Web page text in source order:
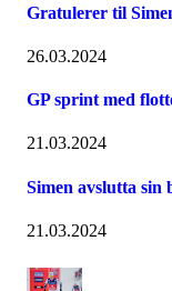
Gratulerer til
26.03.2024
GP sprint med
21.03.2024
Simen avslutta sin
21.03.2024